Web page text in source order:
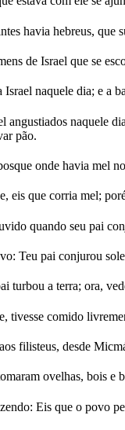
havia hebreus, que
de Israel que se
naquele dia; e a
angustiados naquele
pão.
onde havia mel
eis que corria mel;
quando seu pai
Teu pai conjurou
turbou a terra; ora,
tivesse comido
filisteus, desde
ovelhas, bois e
Eis que o povo